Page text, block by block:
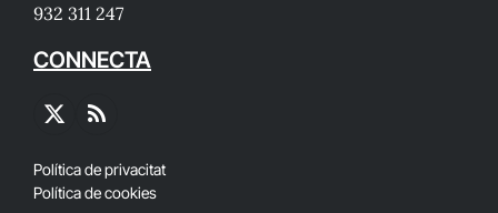
932 311 247
CONNECTA
X
RSS
Política de privacitat
Política de cookies